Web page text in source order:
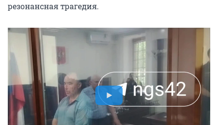
резонансная трагедия.